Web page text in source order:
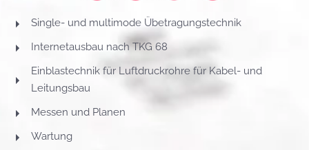
Single- und multimode Übetragungstechnik
Internetausbau nach TKG 68
Einblastechnik für Luftdruckrohre für Kabel- und
Leitungsbau
Messen und Planen
Wartung